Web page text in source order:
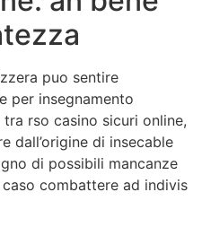
puo sentire
per insegnamento
rso casino sicuri online,
dall’origine di insecable
di possibili mancanze
combattere ad indivis